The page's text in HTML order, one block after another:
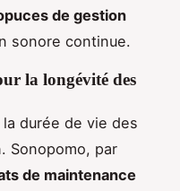
de gestion
sonore continue.
la longévité des
durée de vie des
Sonopomo, par
de maintenance